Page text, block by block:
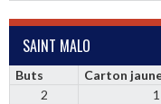
SAINT MALO
Buts Carton
2
1